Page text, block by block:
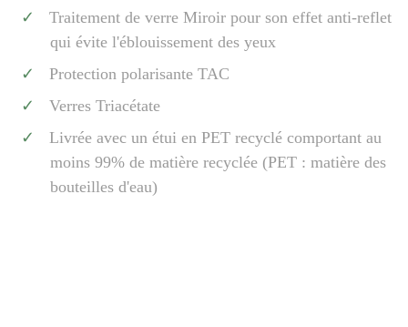
Traitement de verre Miroir pour son effet anti-reflet
qui évite l'éblouissement des yeux
Protection polarisante TAC
Verres Triacétate
Livrée avec un étui en PET recyclé comportant au
moins 99% de matière recyclée (PET : matière des
bouteilles d'eau)